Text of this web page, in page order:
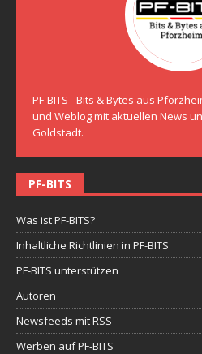
PF-BITS - Bits & Bytes aus
und Weblog mit aktuellen News
Goldstadt.
PF-BITS
Was ist PF-BITS?
Inhaltliche Richtlinien in PF-BITS
PF-BITS unterstützen
Autoren
Newsfeeds mit RSS
Werben auf PF-BITS